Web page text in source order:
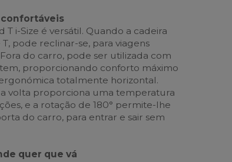
T i-Size é versátil. Quando a cadeira
pode reclinar-se, para viagens
do carro, pode ser utilizada com
proporcionando conforto máximo
totalmente horizontal.
volta proporciona uma temperatura
e a rotação de 180° permite-lhe
do carro, para entrar e sair sem
quer que vá